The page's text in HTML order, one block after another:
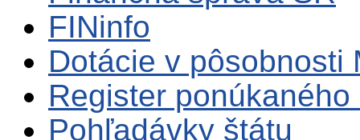
FINinfo
Dotácie v pôsobnosti
Register
Pohľadávky štátu